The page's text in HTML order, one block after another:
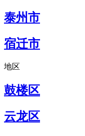
泰州市
宿迁市
地区
鼓楼区
云龙区